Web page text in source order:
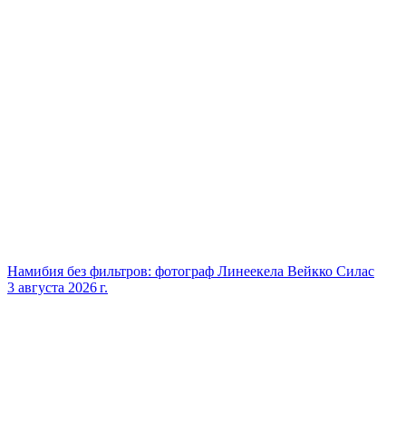
Намибия без фильтров: фотограф Линеекела Вейкко Силас
3 августа 2026 г.